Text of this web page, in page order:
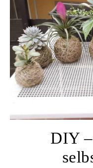
DIY